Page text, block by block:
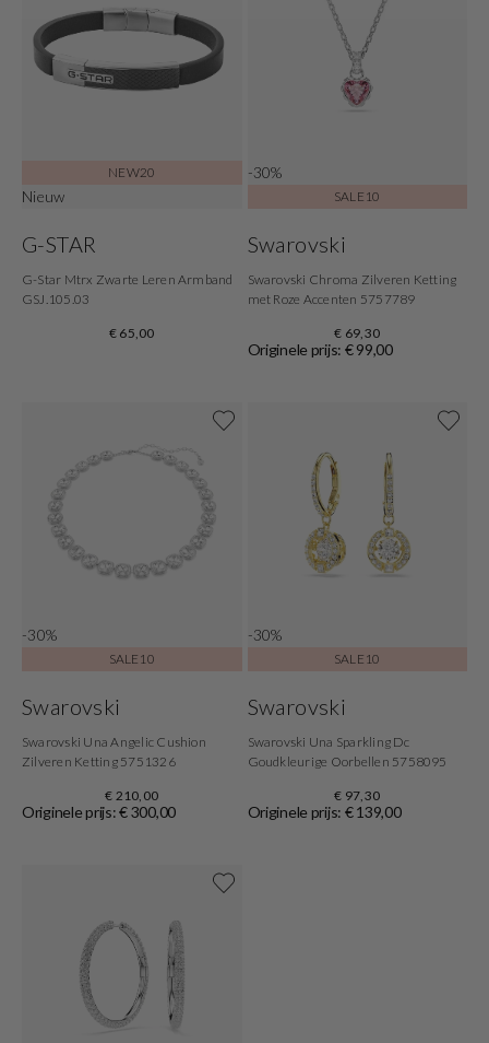
NEW20
Nieuw
G-STAR
G-Star Mtrx Zwarte Leren Armband
GSJ.105.03
€ 65,00
-30%
SALE10
Swarovski
Swarovski Chroma Zilveren Ketting
met Roze Accenten 5757789
€ 69,30
Originele prijs: € 99,00
-30%
SALE10
Swarovski
Swarovski Una Angelic Cushion
Zilveren Ketting 5751326
€ 210,00
Originele prijs: € 300,00
-30%
SALE10
Swarovski
Swarovski Una Sparkling Dc
Goudkleurige Oorbellen 5758095
€ 97,30
Originele prijs: € 139,00